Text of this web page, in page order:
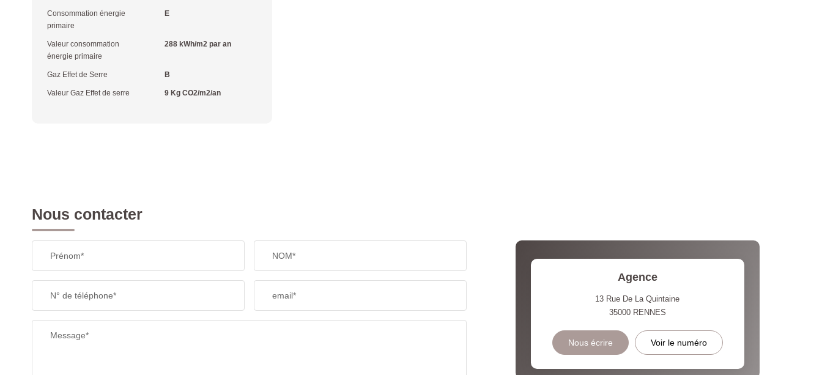
Consommation énergie
primaire
E
Valeur consommation
énergie primaire
288 kWh/m2 par an
Gaz Effet de Serre B
Valeur Gaz Effet de serre 9 Kg CO2/m2/an
Nous contacter
Prénom* NOM*
N° de téléphone* email*
Message*
Agence
13 Rue De La Quintaine
35000 RENNES
Nous écrire Voir le numéro